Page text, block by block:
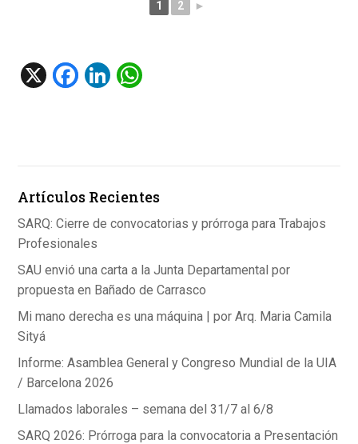
1 2 ►
X
F
o
k
Li
p
p
Artículos Recientes
SARQ: Cierre de convocatorias y prórroga para Trabajos
Profesionales
SAU envió una carta a la Junta Departamental por
propuesta en Bañado de Carrasco
Mi mano derecha es una máquina | por Arq. Maria Camila
Sityá
Informe: Asamblea General y Congreso Mundial de la UIA
/ Barcelona 2026
Llamados laborales – semana del 31/7 al 6/8
SARQ 2026: Prórroga para la convocatoria a Presentación